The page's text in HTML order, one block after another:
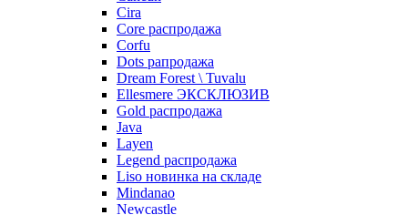
Cira
Core распродажа
Corfu
Dots рапродажа
Dream Forest \ Tuvalu
Ellesmere ЭКСКЛЮЗИВ
Gold распродажа
Java
Layen
Legend распродажа
Liso новинка на складе
Mindanao
Newcastle